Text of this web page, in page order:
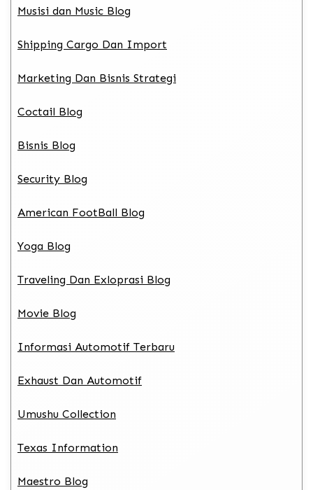
Musisi dan Music Blog
Shipping Cargo Dan Import
Marketing Dan Bisnis Strategi
Coctail Blog
Bisnis Blog
Security Blog
American FootBall Blog
Yoga Blog
Traveling Dan Exloprasi Blog
Movie Blog
Informasi Automotif Terbaru
Exhaust Dan Automotif
Umushu Collection
Texas Information
Maestro Blog